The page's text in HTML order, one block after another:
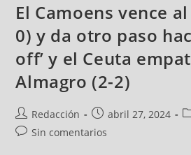
El Camoens vence
0) y da otro paso
off’ y el Ceuta
Almagro (2-2)
Redacción abril 27, 2024
Sin comentarios